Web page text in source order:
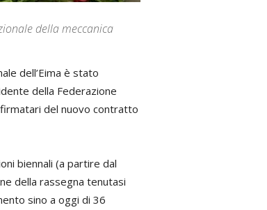
della meccanica
dell’Eima è stato
della Federazione
del nuovo contratto
biennali (a partire dal
della rassegna tenutasi
sino a oggi di 36